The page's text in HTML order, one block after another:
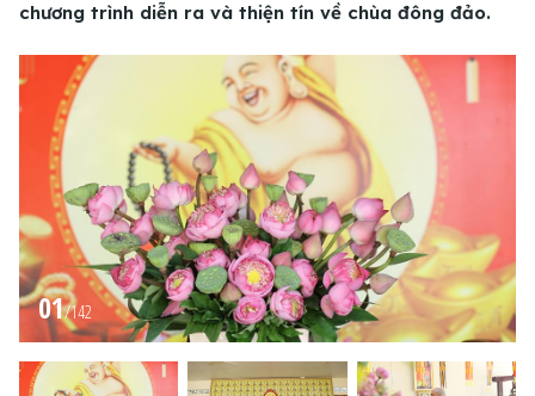
chương trình diễn ra và thiện tín về chùa đông đảo.
01/142